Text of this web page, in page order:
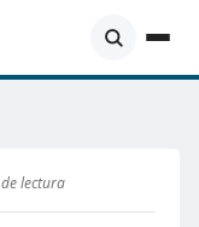
lectura